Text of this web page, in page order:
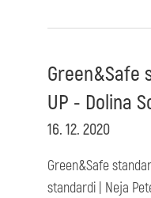
Green&Safe
UP - Dolina
16. 12. 2020
Green&Safe
standardi | Neja